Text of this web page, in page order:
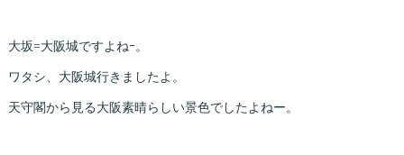
大坂=大阪城ですよねｰ。
ワタシ、大阪城行きましたよ。
天守閣から見る大阪素晴らしい景色でしたよねー。